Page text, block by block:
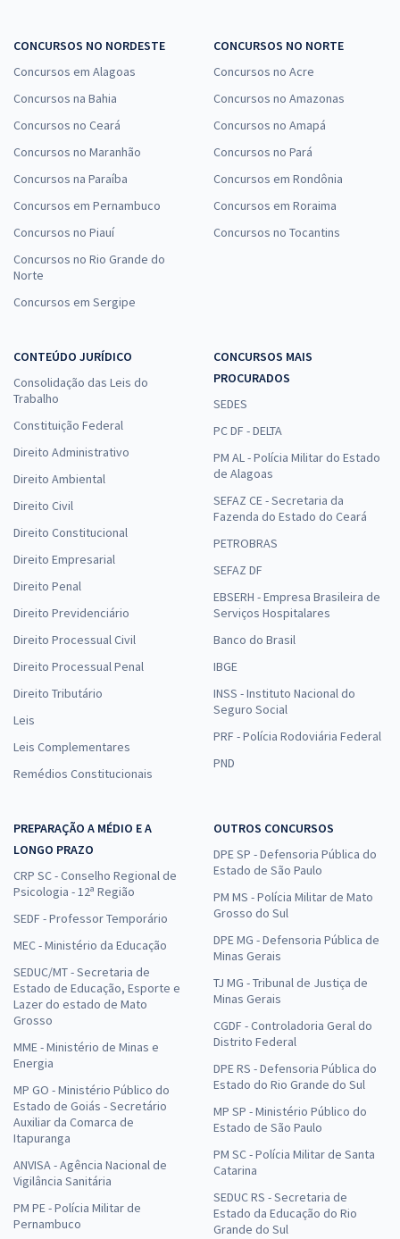
CONCURSOS NO NORDESTE
Concursos em Alagoas
Concursos na Bahia
Concursos no Ceará
Concursos no Maranhão
Concursos na Paraíba
Concursos em Pernambuco
Concursos no Piauí
Concursos no Rio Grande do
Norte
Concursos em Sergipe
CONCURSOS NO NORTE
Concursos no Acre
Concursos no Amazonas
Concursos no Amapá
Concursos no Pará
Concursos em Rondônia
Concursos em Roraima
Concursos no Tocantins
CONTEÚDO JURÍDICO
Consolidação das Leis do
Trabalho
Constituição Federal
Direito Administrativo
Direito Ambiental
Direito Civil
Direito Constitucional
Direito Empresarial
Direito Penal
Direito Previdenciário
Direito Processual Civil
Direito Processual Penal
Direito Tributário
Leis
Leis Complementares
Remédios Constitucionais
CONCURSOS MAIS
PROCURADOS
SEDES
PC DF - DELTA
PM AL - Polícia Militar do Estado
de Alagoas
SEFAZ CE - Secretaria da
Fazenda do Estado do Ceará
PETROBRAS
SEFAZ DF
EBSERH - Empresa Brasileira de
Serviços Hospitalares
Banco do Brasil
IBGE
INSS - Instituto Nacional do
Seguro Social
PRF - Polícia Rodoviária Federal
PND
PREPARAÇÃO A MÉDIO E A
LONGO PRAZO
CRP SC - Conselho Regional de
Psicologia - 12ª Região
SEDF - Professor Temporário
MEC - Ministério da Educação
SEDUC/MT - Secretaria de
Estado de Educação, Esporte e
Lazer do estado de Mato
Grosso
MME - Ministério de Minas e
Energia
MP GO - Ministério Público do
Estado de Goiás - Secretário
Auxiliar da Comarca de
Itapuranga
ANVISA - Agência Nacional de
Vigilância Sanitária
PM PE - Polícia Militar de
Pernambuco
OUTROS CONCURSOS
DPE SP - Defensoria Pública do
Estado de São Paulo
PM MS - Polícia Militar de Mato
Grosso do Sul
DPE MG - Defensoria Pública de
Minas Gerais
TJ MG - Tribunal de Justiça de
Minas Gerais
CGDF - Controladoria Geral do
Distrito Federal
DPE RS - Defensoria Pública do
Estado do Rio Grande do Sul
MP SP - Ministério Público do
Estado de São Paulo
PM SC - Polícia Militar de Santa
Catarina
SEDUC RS - Secretaria de
Estado da Educação do Rio
Grande do Sul